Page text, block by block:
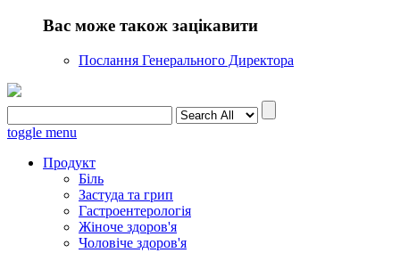
Вас може також зацікавити
Послання Генерального Директора
toggle menu
Продукт
Біль
Застуда та грип
Гастроентерологія
Жіноче здоров'я
Чоловіче здоров'я